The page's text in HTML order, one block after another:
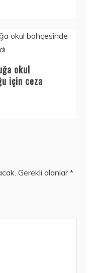
okul
için ceza
Gerekli alanlar*